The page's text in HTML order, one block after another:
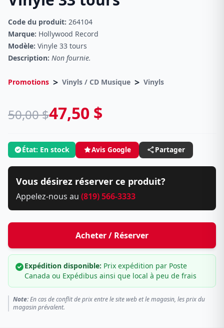
Code du produit: 264104
Marque: Hollywood Record
Modèle: Vinyle 33 tours
Description: Non fournie.
Promotions > Vinyls / CD Musique > Vinyls
50,00 $47,50 $
État: En stock Avis Google Partager
Vous désirez réserver ce produit?
Appelez-nous au (819) 566-3333
Acheter / Réserver
Expédition disponible: Prix expédition par Poste
Canada ou Expédibus ainsi que local à peu de frais
Note:En cas de conflit de prix entre le site web et le magasin, les prix du
magasin prévalent.